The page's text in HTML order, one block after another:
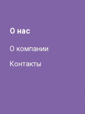
О нас
О компании
Контакты